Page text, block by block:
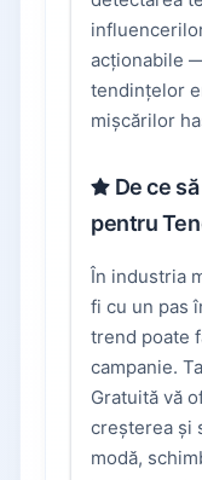
acționabile
tendințelor
mișcărilor
De ce
pentru
În industria
fi cu un pas
trend poate
campanie.
Gratuită vă
creșterea și
modă,